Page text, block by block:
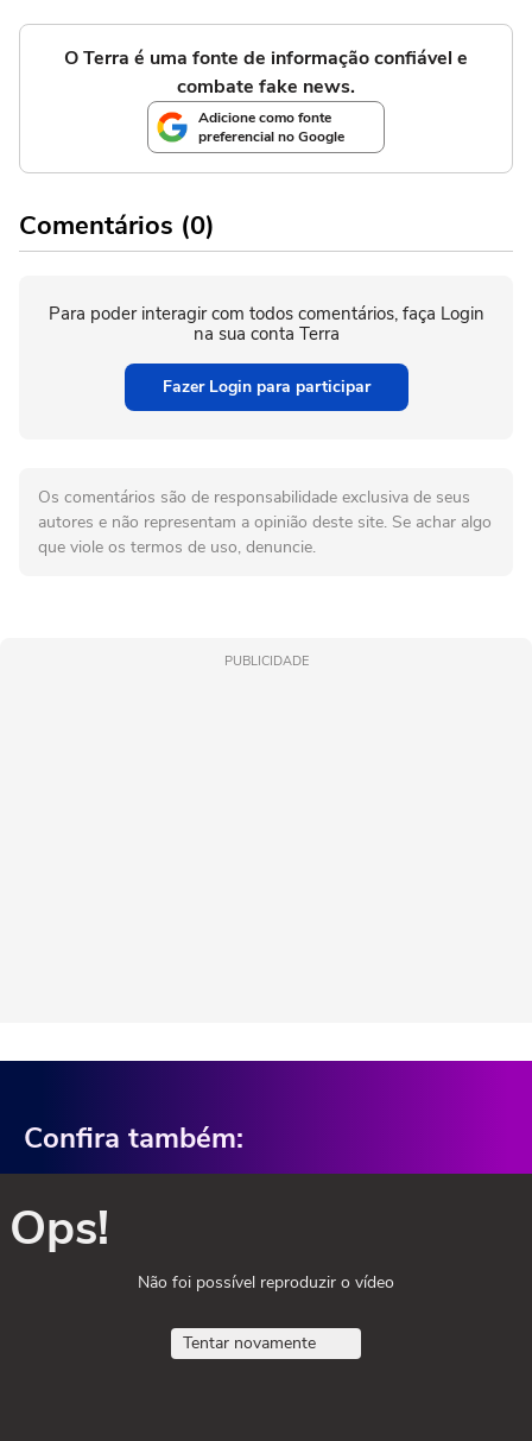
O Terra é uma fonte de informação confiável e
combate fake news.
Adicione como fonte
preferencial no Google
Comentários (0)
Para poder interagir com todos comentários, faça Login
na sua conta Terra
Fazer Login para participar
Os comentários são de responsabilidade exclusiva de seus
autores e não representam a opinião deste site. Se achar algo
que viole os termos de uso, denuncie.
PUBLICIDADE
Confira também:
Ops!
Não foi possível reproduzir o vídeo
Tentar novamente